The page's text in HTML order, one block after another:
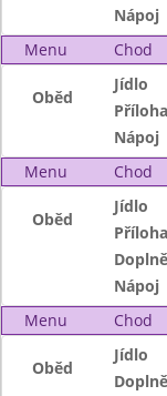
Nápoj
Menu
Chod
Oběd
Jídlo
Příloha
Nápoj
Menu
Chod
Oběd
Jídlo
Příloha
Nápoj
Menu
Chod
Oběd
Jídlo